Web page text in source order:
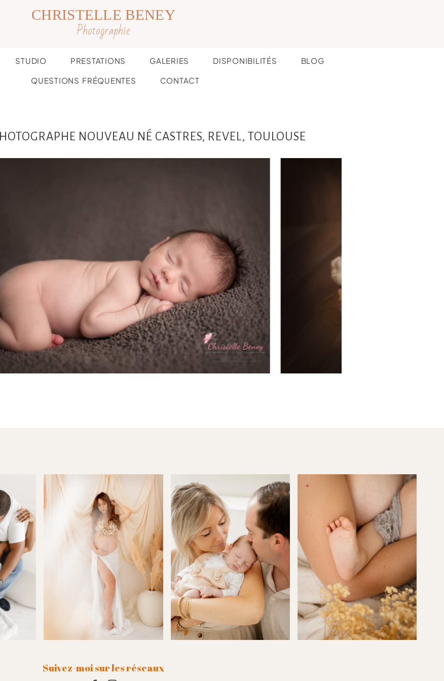
Photographie
CHRISTELLE BENEY
STUDIO PRESTATIONS GALERIES DISPONIBILITÉS BLOG
QUESTIONS FRÉQUENTES CONTACT
NOUVEAU NÉ CASTRES, REVEL, TOULOUSE
Suivez-moi sur les réseaux